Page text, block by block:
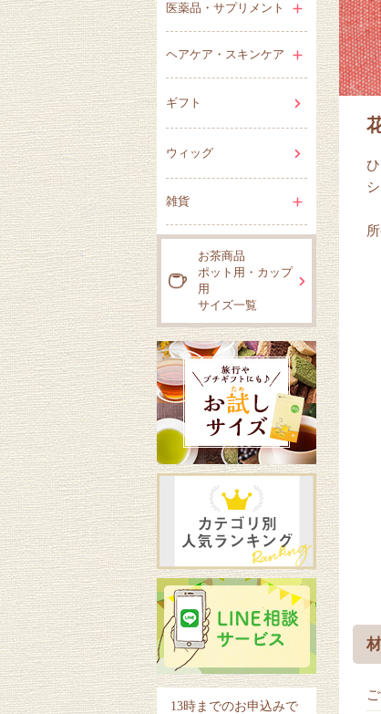
医薬品・サプリメント
ヘアケア・スキンケア
ギフト
ウィッグ
雑貨
お茶商品
ポット用・カップ
用
サイズ一覧
13時までのお申込みで